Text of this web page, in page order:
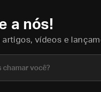
a nós!
artigos, vídeos e